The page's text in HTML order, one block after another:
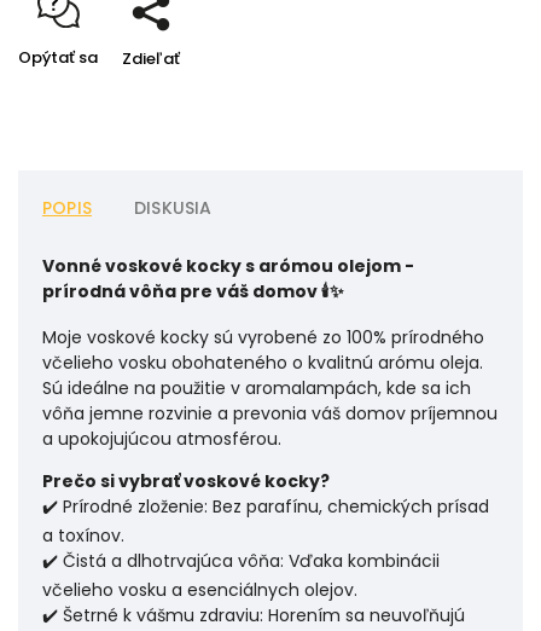
Opýtať sa Zdieľať
POPIS DISKUSIA
Vonné voskové kocky s arómou olejom -
prírodná vôňa pre váš domov 🕯️✨
Moje voskové kocky sú vyrobené zo 100% prírodného
včelieho vosku obohateného o kvalitnú arómu oleja.
Sú ideálne na použitie v aromalampách, kde sa ich
vôňa jemne rozvinie a prevonia váš domov príjemnou
a upokojujúcou atmosférou.
Prečo si vybrať voskové kocky?
✔️ Prírodné zloženie: Bez parafínu, chemických prísad
a toxínov.
✔️ Čistá a dlhotrvajúca vôňa: Vďaka kombinácii
včelieho vosku a esenciálnych olejov.
✔️ Šetrné k vášmu zdraviu: Horením sa neuvoľňujú